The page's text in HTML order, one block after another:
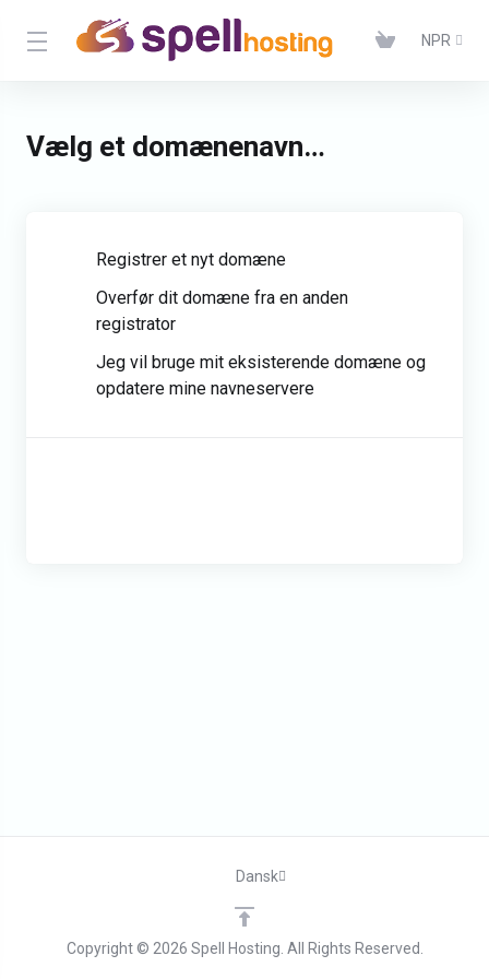
NPR
Vælg et domænenavn…
Registrer et nyt domæne
Overfør dit domæne fra en anden
registrator
Jeg vil bruge mit eksisterende domæne og
opdatere mine navneservere
Copyright © 2026 Spell Hosting. All Rights Reserved.
Dansk